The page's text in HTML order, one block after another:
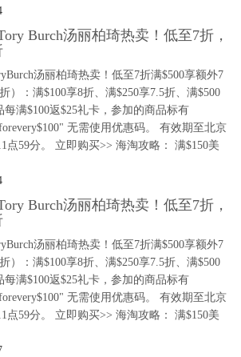
Burch汤丽柏琦热卖！低至7折，
汤丽柏琦热卖！低至7折满$500享额外7
）：满$100享8折、满$250享7.5折、满$500
满$100返$25礼卡，参加的商品标有
无需使用优惠码。 有效期至北京
点59分。 立即购买>> 海淘攻略： 满$150美
Burch汤丽柏琦热卖！低至7折，
汤丽柏琦热卖！低至7折满$500享额外7
）：满$100享8折、满$250享7.5折、满$500
满$100返$25礼卡，参加的商品标有
无需使用优惠码。 有效期至北京
点59分。 立即购买>> 海淘攻略： 满$150美